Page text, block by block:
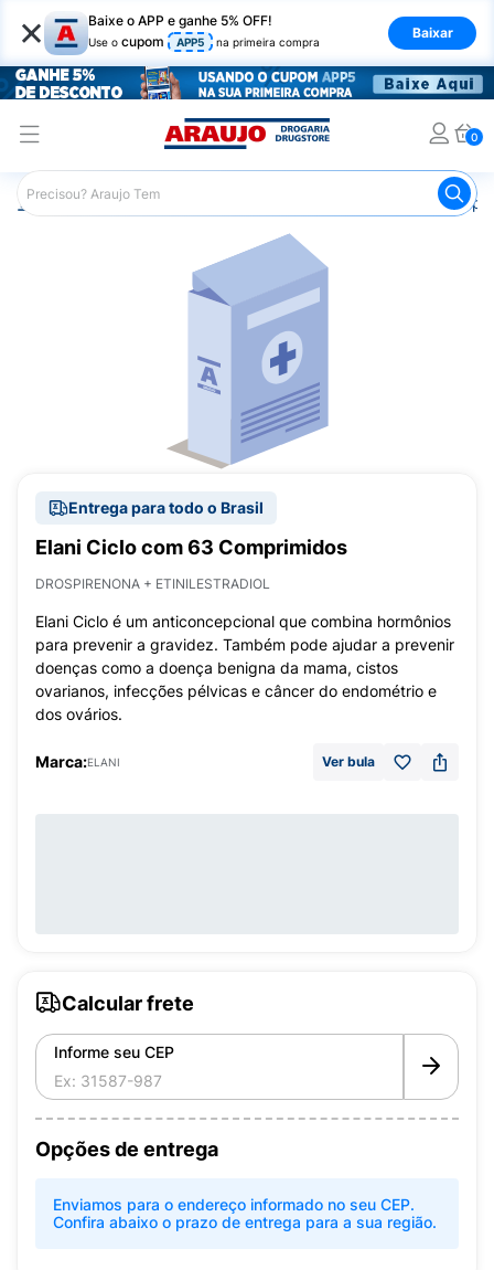
× Baixe o APP e ganhe 5% OFF!
Use o cupom APP5 na primeira compra
Baixar
0
Araujo Medicamentos
Entrega para todo o Brasil
Elani Ciclo com 63 Comprimidos
DROSPIRENONA + ETINILESTRADIOL
Elani Ciclo é um anticoncepcional que combina hormônios
para prevenir a gravidez. Também pode ajudar a prevenir
doenças como a doença benigna da mama, cistos
ovarianos, infecções pélvicas e câncer do endométrio e
dos ovários.
Marca:ELANI Ver bula
Calcular frete
Informe seu CEP
Opções de entrega
Enviamos para o endereço informado no seu CEP.
Confira abaixo o prazo de entrega para a sua região.